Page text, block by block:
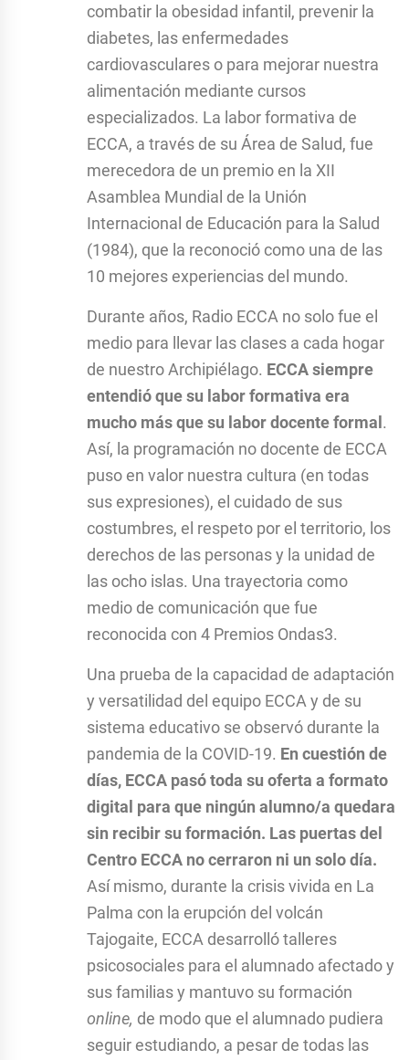
combatir la obesidad infantil, prevenir la
diabetes, las enfermedades
cardiovasculares o para mejorar nuestra
alimentación mediante cursos
especializados. La labor formativa de
ECCA, a través de su Área de Salud, fue
merecedora de un premio en la XII
Asamblea Mundial de la Unión
Internacional de Educación para la Salud
(1984), que la reconoció como una de las
10 mejores experiencias del mundo.
Durante años, Radio ECCA no solo fue el
medio para llevar las clases a cada hogar
de nuestro Archipiélago. ECCA siempre
entendió que su labor formativa era
mucho más que su labor docente formal.
Así, la programación no docente de ECCA
puso en valor nuestra cultura (en todas
sus expresiones), el cuidado de sus
costumbres, el respeto por el territorio, los
derechos de las personas y la unidad de
las ocho islas. Una trayectoria como
medio de comunicación que fue
reconocida con 4 Premios Ondas3.
Una prueba de la capacidad de adaptación
y versatilidad del equipo ECCA y de su
sistema educativo se observó durante la
pandemia de la COVID-19. En cuestión de
días, ECCA pasó toda su oferta a formato
digital para que ningún alumno/a quedara
sin recibir su formación. Las puertas del
Centro ECCA no cerraron ni un solo día.
Así mismo, durante la crisis vivida en La
Palma con la erupción del volcán
Tajogaite, ECCA desarrolló talleres
psicosociales para el alumnado afectado y
sus familias y mantuvo su formación
online, de modo que el alumnado pudiera
seguir estudiando, a pesar de todas las